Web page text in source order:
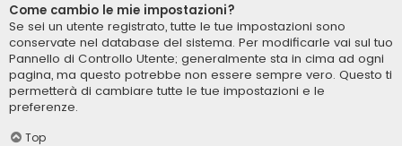
Come cambio le mie impostazioni?
Se sei un utente registrato, tutte le tue impostazioni sono
conservate nel database del sistema. Per modificarle vai sul tuo
Pannello di Controllo Utente; generalmente sta in cima ad ogni
pagina, ma questo potrebbe non essere sempre vero. Questo ti
permetterà di cambiare tutte le tue impostazioni e le
preferenze.
Top